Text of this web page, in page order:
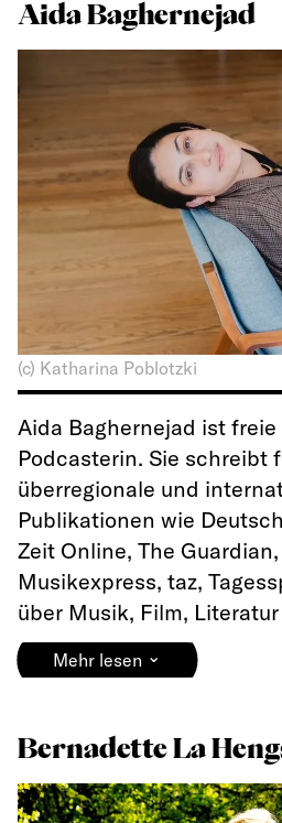
Aida Baghernejad
(c) Katharina Poblotzki
Aida Baghernejad ist
Podcasterin. Sie schreibt
überregionale und
Publikationen wie
Zeit Online, The
Musikexpress, taz,
über Musik, Film,
Mehr lesen ⌄
Bernadette La